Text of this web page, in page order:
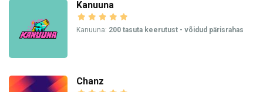
Kanuuna
Kanuuna: 200 tasuta keerutust - võidud pärisrahas
Chanz